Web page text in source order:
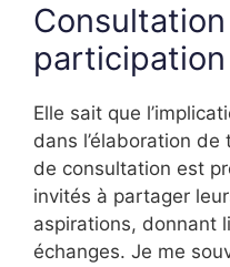
participation
Elle sait que
dans l’élaboration
de consultation est
invités à partager
aspirations, donnant
échanges. Je me